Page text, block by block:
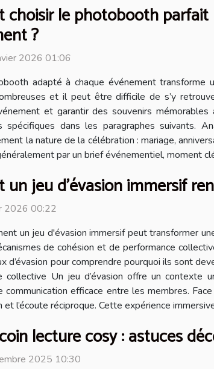
choisir le photobooth
?
2026 01:06
adapté à chaque événement transforme
et il peut être difficile de s’y
et garantir des souvenirs
dans les paragraphes suivants.
la nature de la célébration : mariage,
par un brief événementiel, moment
un jeu d'évasion immersif
2026 00:22
un jeu d'évasion immersif peut transformer
de cohésion et de performance
d’évasion pour comprendre pourquoi ils sont
Un jeu d’évasion offre un contexte
efficace entre les membres.
l’écoute réciproque. Cette expérience
lecture cosy : astuces
2025 10:30